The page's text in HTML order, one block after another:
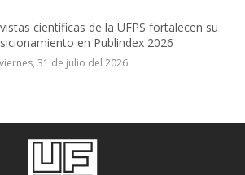
científicas de la UFPS fortalecen su
en Publindex 2026
viernes, 31 de julio del 2026